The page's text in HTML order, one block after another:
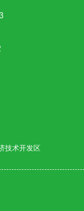
技术开发区